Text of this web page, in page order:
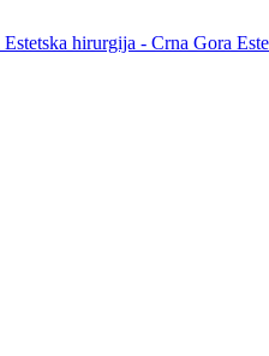
Estetska hirurgija - Crna Gora